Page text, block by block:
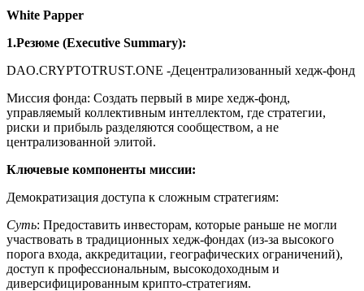
White Papper
1.Резюме (Executive Summary):
DAO.CRYPTOTRUST.ONE -Децентрализованный хедж-фонд
Миссия фонда: Создать первый в мире хедж-фонд,
управляемый коллективным интеллектом, где стратегии,
риски и прибыль разделяются сообществом, а не
централизованной элитой.
Ключевые компоненты миссии:
Демократизация доступа к сложным стратегиям:
Суть: Предоставить инвесторам, которые раньше не могли
участвовать в традиционных хедж-фондах (из-за высокого
порога входа, аккредитации, географических ограничений),
доступ к профессиональным, высокодоходным и
диверсифицированным крипто-стратегиям.